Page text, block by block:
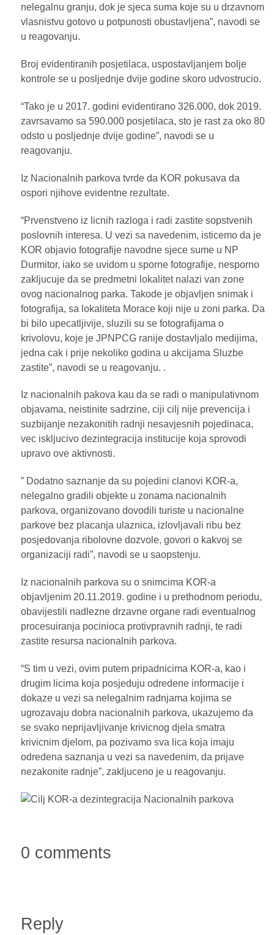
nelegalnu granju, dok je sjeca suma koje su u drzavnom
vlasnistvu gotovo u potpunosti obustavljena”, navodi se
u reagovanju.
Broj evidentiranih posjetilaca, uspostavljanjem bolje
kontrole se u posljednje dvije godine skoro udvostrucio.
“Tako je u 2017. godini evidentirano 326.000, dok 2019.
zavrsavamo sa 590.000 posjetilaca, sto je rast za oko 80
odsto u posljednje dvije godine”, navodi se u
reagovanju.
Iz Nacionalnih parkova tvrde da KOR pokusava da
ospori njihove evidentne rezultate.
“Prvenstveno iz licnih razloga i radi zastite sopstvenih
poslovnih interesa. U vezi sa navedenim, isticemo da je
KOR objavio fotografije navodne sjece sume u NP
Durmitor, iako se uvidom u sporne fotografije, nesporno
zakljucuje da se predmetni lokalitet nalazi van zone
ovog nacionalnog parka. Takode je objavljen snimak i
fotografija, sa lokaliteta Morace koji nije u zoni parka. Da
bi bilo upecatljivije, sluzili su se fotografijama o
krivolovu, koje je JPNPCG ranije dostavljalo medijima,
jedna cak i prije nekoliko godina u akcijama Sluzbe
zastite”, navodi se u reagovanju. .
Iz nacionalnih pakova kau da se radi o manipulativnom
objavama, neistinite sadrzine, ciji cilj nije prevencija i
suzbijanje nezakonitih radnji nesavjesnih pojedinaca,
vec iskljucivo dezintegracija institucije koja sprovodi
upravo ove aktivnosti.
” Dodatno saznanje da su pojedini clanovi KOR-a,
nelegalno gradili objekte u zonama nacionalnih
parkova, organizovano dovodili turiste u nacionalne
parkove bez placanja ulaznica, izlovljavali ribu bez
posjedovanja ribolovne dozvole, govori o kakvoj se
organizaciji radi”, navodi se u saopstenju.
Iz nacionalnih parkova su o snimcima KOR-a
objavljenim 20.11.2019. godine i u prethodnom periodu,
obavijestili nadlezne drzavne organe radi eventualnog
procesuiranja pocinioca protivpravnih radnji, te radi
zastite resursa nacionalnih parkova.
“S tim u vezi, ovim putem pripadnicima KOR-a, kao i
drugim licima koja posjeduju odredene informacije i
dokaze u vezi sa nelegalnim radnjama kojima se
ugrozavaju dobra nacionalnih parkova, ukazujemo da
se svako neprijavljivanje krivicnog djela smatra
krivicnim djelom, pa pozivamo sva lica koja imaju
odredena saznanja u vezi sa navedenim, da prijave
nezakonite radnje”, zakljuceno je u reagovanju.
0 comments
Reply